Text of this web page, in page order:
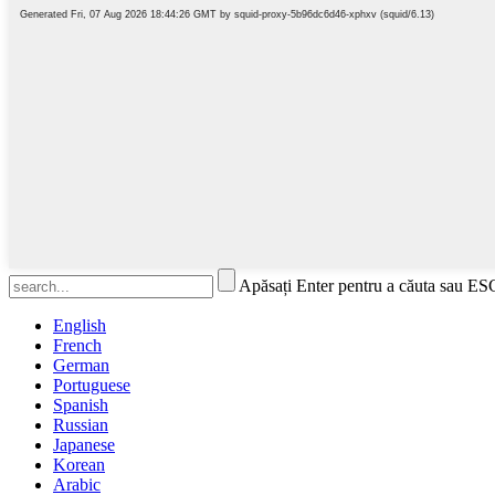
Apăsați Enter pentru a căuta sau
English
French
German
Portuguese
Spanish
Russian
Japanese
Korean
Arabic